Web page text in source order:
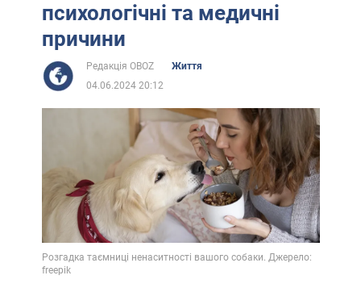
Африка
Життя
Лайфхаки
психологічні та медичні
причини
Редакція OBOZ
Життя
04.06.2024 20:12
Розгадка таємниці ненаситності вашого собаки. Джерело:
freepik